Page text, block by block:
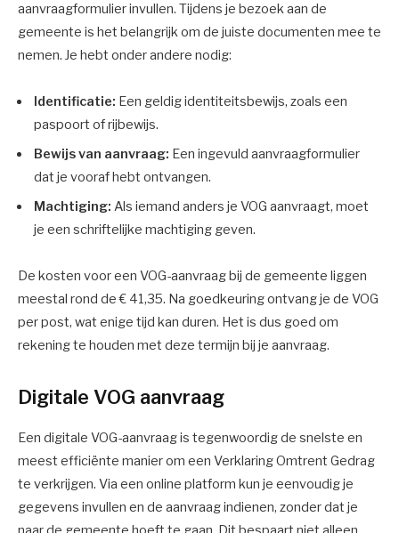
aanvraagformulier invullen. Tijdens je bezoek aan de
gemeente is het belangrijk om de juiste documenten mee te
nemen. Je hebt onder andere nodig:
Identificatie: Een geldig identiteitsbewijs, zoals een
paspoort of rijbewijs.
Bewijs van aanvraag: Een ingevuld aanvraagformulier
dat je vooraf hebt ontvangen.
Machtiging: Als iemand anders je VOG aanvraagt, moet
je een schriftelijke machtiging geven.
De kosten voor een VOG-aanvraag bij de gemeente liggen
meestal rond de € 41,35. Na goedkeuring ontvang je de VOG
per post, wat enige tijd kan duren. Het is dus goed om
rekening te houden met deze termijn bij je aanvraag.
Digitale VOG aanvraag
Een digitale VOG-aanvraag is tegenwoordig de snelste en
meest efficiënte manier om een Verklaring Omtrent Gedrag
te verkrijgen. Via een online platform kun je eenvoudig je
gegevens invullen en de aanvraag indienen, zonder dat je